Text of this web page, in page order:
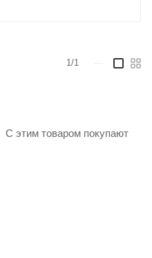
1/1
С этим товаром покупают